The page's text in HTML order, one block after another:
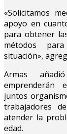
«Solicitamos
apoyo en
para obtener
métodos
situación»,
Armas
emprenderán
juntos
trabajadores
atender la
edad.